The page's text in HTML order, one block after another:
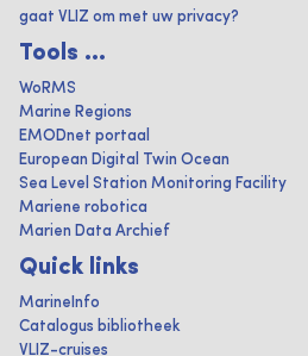
gaat VLIZ om met uw privacy?
Tools ...
WoRMS
Marine Regions
EMODnet portaal
European Digital Twin Ocean
Sea Level Station Monitoring Facility
Mariene robotica
Marien Data Archief
Quick links
MarineInfo
Catalogus bibliotheek
VLIZ-cruises